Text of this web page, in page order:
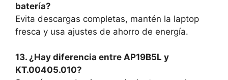
batería?
Evita descargas completas, mantén la laptop
fresca y usa ajustes de ahorro de energía.
13. ¿Hay diferencia entre AP19B5L y
KT.00405.010?